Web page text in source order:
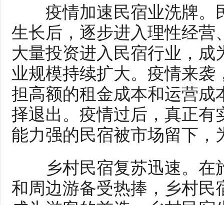
疫情加速民宿业洗牌。
生长后，逐步进入理性经营
大量投资进入民宿行业，
业规模持续扩大。疫情来
担高额的租金成本和运营成
择退出。疫情过后，真正有
能力强的民宿被市场留下，
乡村民宿复苏迅速。在
和周边游备受热捧，乡村民